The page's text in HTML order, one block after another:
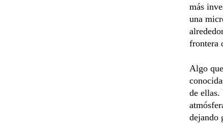
más
una
frontera
Algo
de ellas.
dejando